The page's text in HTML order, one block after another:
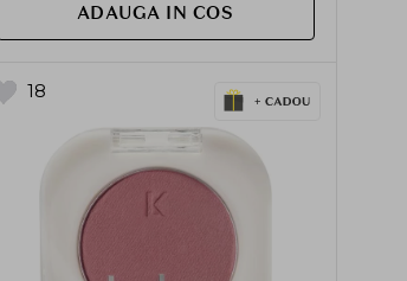
ADAUGA IN COS
18